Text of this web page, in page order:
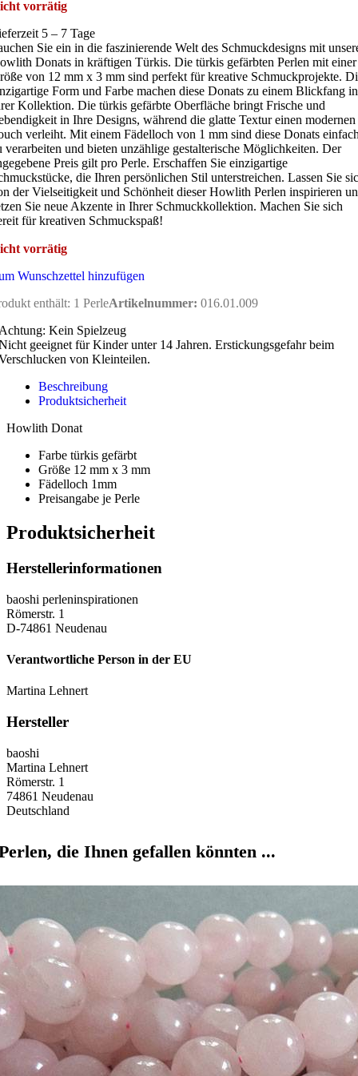
vorrätig
5 – 7 Tage
Sie ein in die faszinierende Welt des Schmuckdesigns mit
Donats in kräftigen Türkis. Die türkis gefärbten Perlen mit einer
von 12 mm x 3 mm sind perfekt für kreative Schmuckprojekte.
Form und Farbe machen diese Donats zu einem Blickfang in
Kollektion. Die türkis gefärbte Oberfläche bringt Frische und
in Ihre Designs, während die glatte Textur einen modernen
verleiht. Mit einem Fädelloch von 1 mm sind diese Donats
verarbeiten und bieten unzählige gestalterische Möglichkeiten. Der
Preis gilt pro Perle. Erschaffen Sie einzigartige
die Ihren persönlichen Stil unterstreichen. Lassen Sie
der Vielseitigkeit und Schönheit dieser Howlith Perlen inspirieren
Sie neue Akzente in Ihrer Schmuckkollektion. Machen Sie sich
für kreativen Schmuckspaß!
vorrätig
Wunschzettel hinzufügen
enthält: 1 PerleArtikelnummer: 016.01.009
Kein Spielzeug
geeignet für Kinder unter 14 Jahren. Erstickungsgefahr beim
von Kleinteilen.
Beschreibung
Produktsicherheit
Howlith Donat
Farbe türkis gefärbt
Größe 12 mm x 3 mm
Fädelloch 1mm
Preisangabe je Perle
Produktsicherheit
Herstellerinformationen
baoshi perleninspirationen
Römerstr. 1
D-74861 Neudenau
Verantwortliche Person in der EU
Martina Lehnert
Hersteller
baoshi
Martina Lehnert
Römerstr. 1
74861 Neudenau
Deutschland
die Ihnen gefallen könnten ...